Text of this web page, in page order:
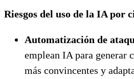
Riesgos del uso de la IA por
Automatización de
emplean IA para generar
más convincentes y